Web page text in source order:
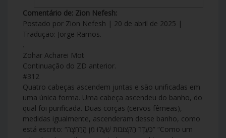
Comentário de: Zion Nefesh:
Postado por Zion Nefesh | 20 de abril de 2025 |
Tradução: Jorge Ramos.
.
Zohar Acharei Mot
Continuação do ZD anterior.
#312
Quatro cabeças ascendem juntas e são unificadas em
uma única forma. Uma cabeça ascendeu do banho, do
qual foi purificada. Duas corças (cervos fêmeas),
medidas igualmente, ascenderam desse banho, como
está escrito: “כְּעֵדֶר הַקְּצוּבוֹת שֶׁעָלוּ מִן הָרַחְצָה” “Como um